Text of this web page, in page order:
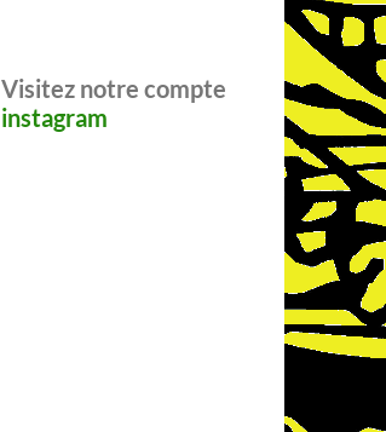
Visitez notre compte
instagram